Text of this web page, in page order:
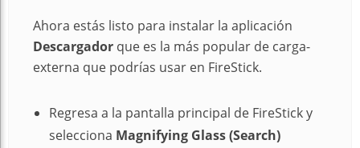
Ahora estás listo para instalar la aplicación
Descargador que es la más popular de carga-
externa que podrías usar en FireStick.
Regresa a la pantalla principal de FireStick y
selecciona Magnifying Glass (Search)